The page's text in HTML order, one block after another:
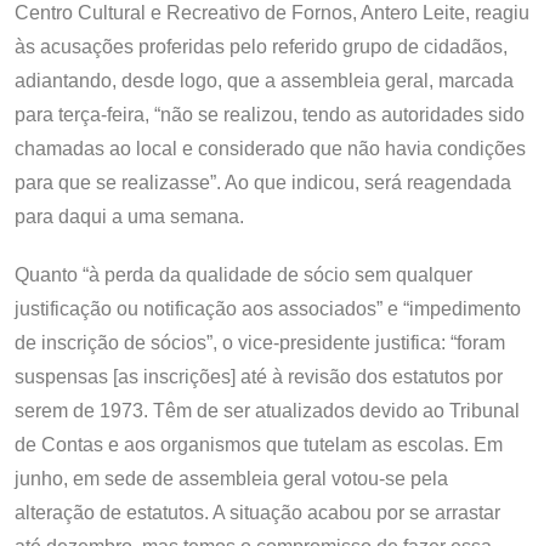
Centro Cultural e Recreativo de Fornos, Antero Leite, reagiu
às acusações proferidas pelo referido grupo de cidadãos,
adiantando, desde logo, que a assembleia geral, marcada
para terça-feira, “não se realizou, tendo as autoridades sido
chamadas ao local e considerado que não havia condições
para que se realizasse”. Ao que indicou, será reagendada
para daqui a uma semana.
Quanto “à perda da qualidade de sócio sem qualquer
justificação ou notificação aos associados” e “impedimento
de inscrição de sócios”, o vice-presidente justifica: “foram
suspensas [as inscrições] até à revisão dos estatutos por
serem de 1973. Têm de ser atualizados devido ao Tribunal
de Contas e aos organismos que tutelam as escolas. Em
junho, em sede de assembleia geral votou-se pela
alteração de estatutos. A situação acabou por se arrastar